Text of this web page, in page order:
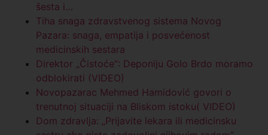
šesta i…
Tiha snaga zdravstvenog sistema Novog
Pazara: snaga, empatija i posvećenost
medicinskih sestara
Direktor „Čistoće“: Deponiju Golo Brdo moramo
odblokirati (VIDEO)
Novopazarac Mehmed Hamidović govori o
trenutnoj situaciji na Bliskom istoku( VIDEO)
Dom zdravlja: „Prijavite lekara ili medicinsku